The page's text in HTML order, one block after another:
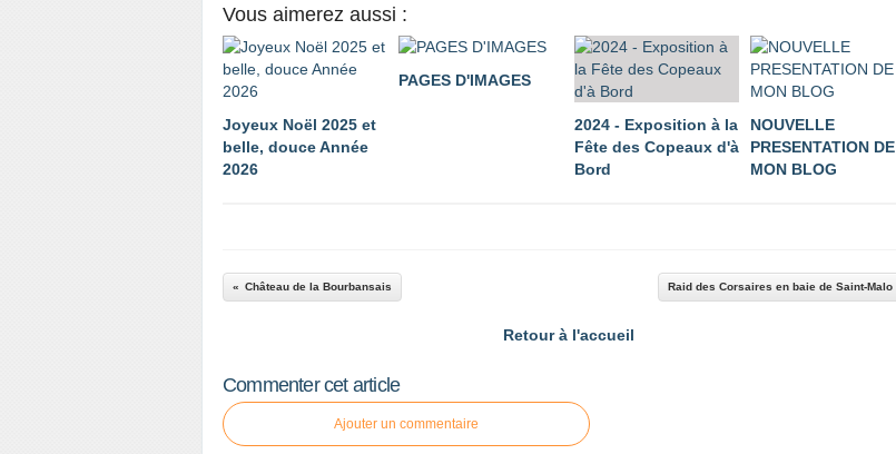
Vous aimerez aussi :
Joyeux Noël 2025 et
belle, douce Année
2026
PAGES D'IMAGES
2024 - Exposition à la
Fête des Copeaux d'à
Bord
NOUVELLE
PRESENTATION DE
MON BLOG
Château de la Bourbansais Raid des Corsaires en baie de Saint-Malo
Retour à l'accueil
Commenter cet article
Ajouter un commentaire